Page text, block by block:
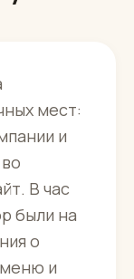
мест:
и
В час
были на
о
и